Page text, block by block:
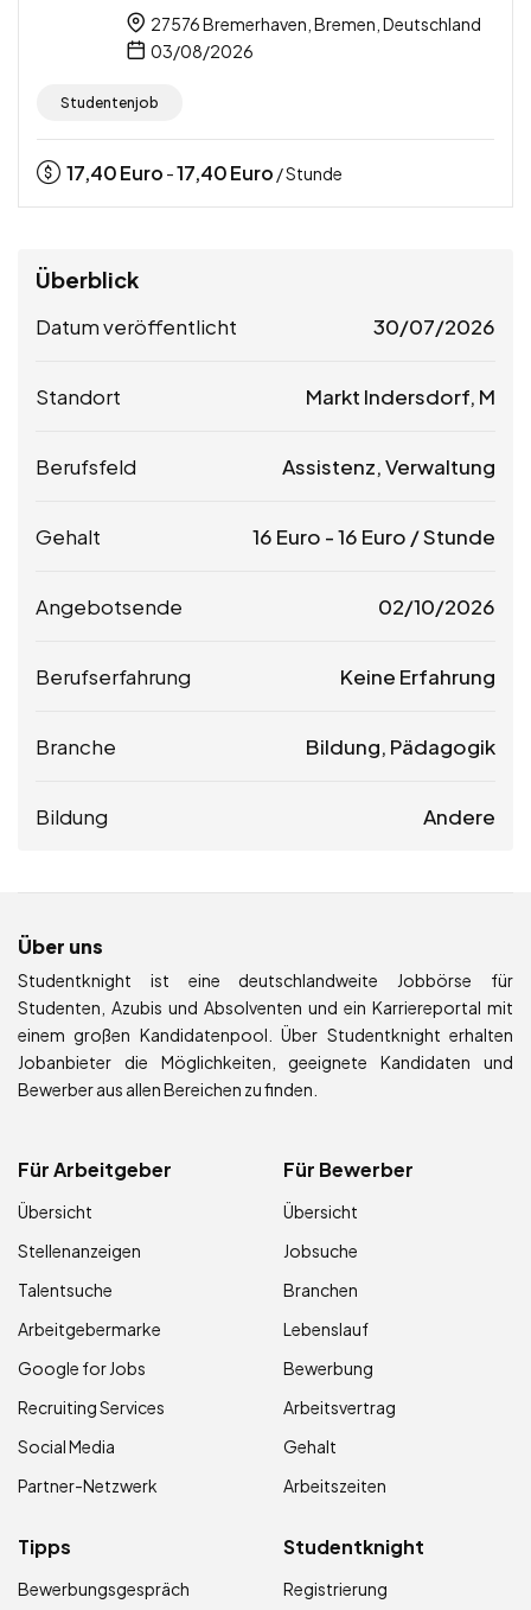
27576 Bremerhaven, Bremen, Deutschland
03/08/2026
Studentenjob
17,40Euro -17,40Euro / Stunde
Überblick
Datum veröffentlicht 30/07/2026
Standort Markt Indersdorf, M
Berufsfeld Assistenz, Verwaltung
Gehalt 16 Euro -16 Euro / Stunde
Angebotsende 02/10/2026
Berufserfahrung Keine Erfahrung
Branche Bildung, Pädagogik
Bildung Andere
Über uns
Studentknight ist eine deutschlandweite Jobbörse für
Studenten, Azubis und Absolventen und ein Karriereportal mit
einem großen Kandidatenpool. Über Studentknight erhalten
Jobanbieter die Möglichkeiten, geeignete Kandidaten und
Bewerber aus allen Bereichen zu finden.
Für Arbeitgeber
Übersicht
Stellenanzeigen
Talentsuche
Arbeitgebermarke
Google for Jobs
Recruiting Services
Social Media
Partner-Netzwerk
Für Bewerber
Übersicht
Jobsuche
Branchen
Lebenslauf
Bewerbung
Arbeitsvertrag
Gehalt
Arbeitszeiten
Tipps
Bewerbungsgespräch
Studentknight
Registrierung